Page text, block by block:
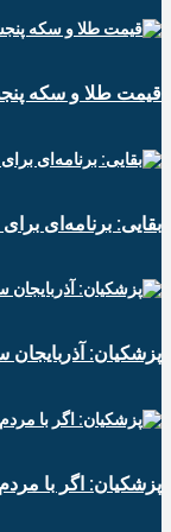
قیمت طلا و سکه پنجشنبه
بقایی: برنامه‌ای
پزشکیان:
پزشکیان: اگر با